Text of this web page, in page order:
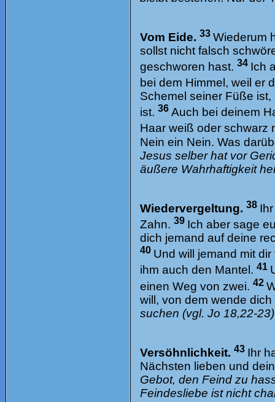
Vom Eide. 33 Wiederum
sollst nicht falsch
geschworen hast. 34 Ich
bei dem Himmel, weil er
Schemel seiner Füße
ist. 36 Auch bei deinem
Haar weiß oder schwarz
Nein ein Nein. Was
Jesus selber hat vor
äußere Wahrhaftigkeit
Wiedervergeltung. 38
Zahn. 39 Ich aber sage
dich jemand auf deine
40 Und will jemand mit
ihm auch den Mantel. 41
einen Weg von zwei. 42
will, von dem wende
suchen (vgl. Jo 18,22-
Versöhnlichkeit. 43 Ihr
Nächsten lieben und
Gebot, den Feind zu
Feindesliebe ist nicht